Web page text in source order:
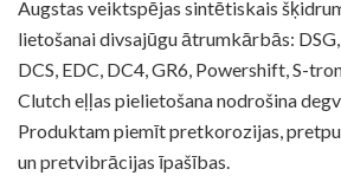
Augstas veiktspējas sintētiskais
lietošanai divsajūgu ātrumkārbās:
DCS, EDC, DC4, GR6, Powershift, S-
Clutch eļļas pielietošana nodrošina
Produktam piemīt pretkorozijas,
un pretvibrācijas īpašības.